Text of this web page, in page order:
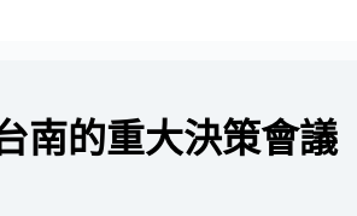
南的重大決策會議